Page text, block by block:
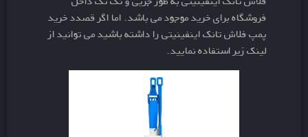
فروشگاه برای خرید موجود می باشد. اما اگر قصدد خرید
پمپ فلاش تانک اینفینیتی را داشته باشید می توانید از
لینک زیر استفاده نمایید.